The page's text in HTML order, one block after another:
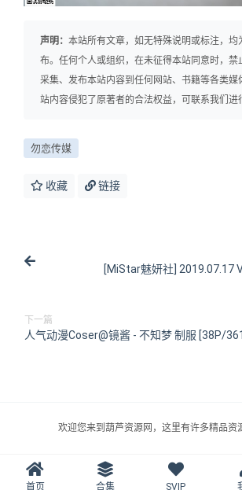
声明： 本站所有文章，如无特殊说明或标注，均
布。任何个人或组织，在未征得本站同意时，禁
采集、发布本站内容到任何网站、书籍等各类媒
站内容侵犯了原著者的合法权益，可联系我们进
勿恋传媒
收藏 链接
[MiStar魅妍社] 2019.07.17
下一篇
人气动漫Coser@镜酱 - 不知梦 制服 [38P/
欢迎您来到葫芦资源网，这里有许多精品资
首页 合集 SVIP